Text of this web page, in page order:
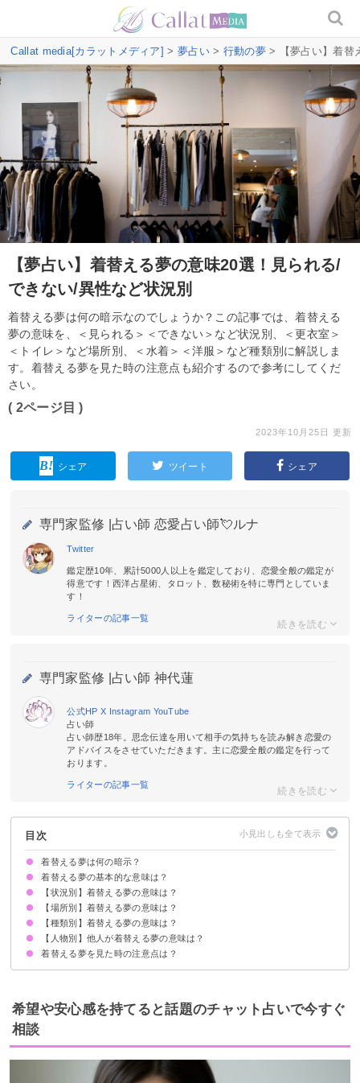
Callat media[カラットメディア] > 夢占い> 行動の夢> 【夢占い】着替
【夢占い】着替える夢の意味20選！見られる/
できない/異性など状況別
着替える夢は何の暗示なのでしょうか？この記事では、着替える
夢の意味を、＜見られる＞＜できない＞など状況別、＜更衣室＞
＜トイレ＞など場所別、＜水着＞＜洋服＞など種類別に解説しま
す。着替える夢を見た時の注意点も紹介するので参考にしてくだ
さい。
( 2ページ目 )
2023年10月25日 更新
シェア ツイート シェア
専門家監修 | 占い師 恋愛占い師💘ルナ
Twitter
鑑定歴10年、累計5000人以上を鑑定しており、恋愛全般の鑑定が
得意です！西洋占星術、タロット、数秘術を特に専門としていま
す！
ライターの記事一覧
専門家監修 | 占い師 神代蓮
公式HP X Instagram YouTube
占い師
占い師歴18年。思念伝達を用いて相手の気持ちを読み解き恋愛の
アドバイスをさせていただきます。主に恋愛全般の鑑定を行って
おります。
ライターの記事一覧
目次
着替える夢は何の暗示？
着替える夢の基本的な意味は？
自分を変えたいという気持ちの暗示
状況によって意味が決まる
【状況別】着替える夢の意味は？
着替えを見られる夢【願望夢】
着替えができない夢【凶夢】
急いで着替える夢【警告夢】
大勢で着替える夢【吉夢】
【場所別】着替える夢の意味は？
更衣室で着替える夢【警告夢】
トイレで着替える夢【凶夢】
人前で着替える夢【吉夢】
職場で着替える夢【警告夢】
教室で着替える夢【凶夢・願望夢】
【種類別】着替える夢の意味は？
水着に着替える夢【吉夢】
洋服に着替える夢【吉夢・願望夢】
ドレスに着替える夢【吉夢】
着物に着替える夢【吉夢】
パジャマに着替える夢【願望夢】
喪服に着替える夢【凶夢・警告夢】
制服に着替える夢【吉夢・凶夢】
【人物別】他人が着替える夢の意味は？
異性が着替える夢【吉夢】
好きな人が着替える夢【吉夢】
家族が着替える夢【願望夢】
友達が着替える夢【吉夢】
着替える夢を見た時の注意点は？
自分磨きや環境を変えてみる
吉夢なら話さず警告夢や凶夢は人に話す
希望や安心感を持てると話題のチャット占いで今すぐ
相談